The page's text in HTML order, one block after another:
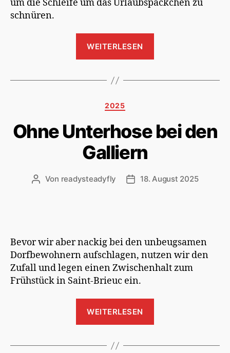
um die Schleife um das Urlaubspäckchen zu
schnüren.
WEITERLESEN
Kategorien
2025
Ohne Unterhose bei den
Galliern
Beitragsautor
Von readysteadyfly Veröffentlichungsdatum
18. August 2025
Bevor wir aber nackig bei den unbeugsamen
Dorfbewohnern aufschlagen, nutzen wir den
Zufall und legen einen Zwischenhalt zum
Frühstück in Saint-Brieuc ein.
WEITERLESEN
den